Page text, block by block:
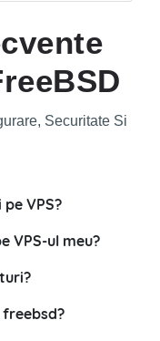
Securitate Si
VPS?
VPS-ul meu?